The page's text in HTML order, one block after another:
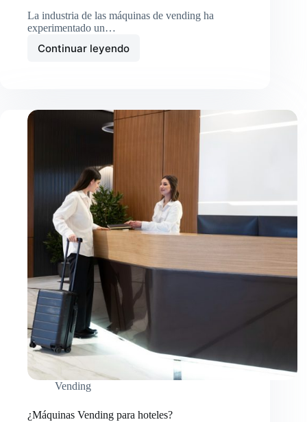
La industria de las máquinas de vending ha
experimentado un…
Continuar leyendo
Vending
¿Máquinas Vending para hoteles?